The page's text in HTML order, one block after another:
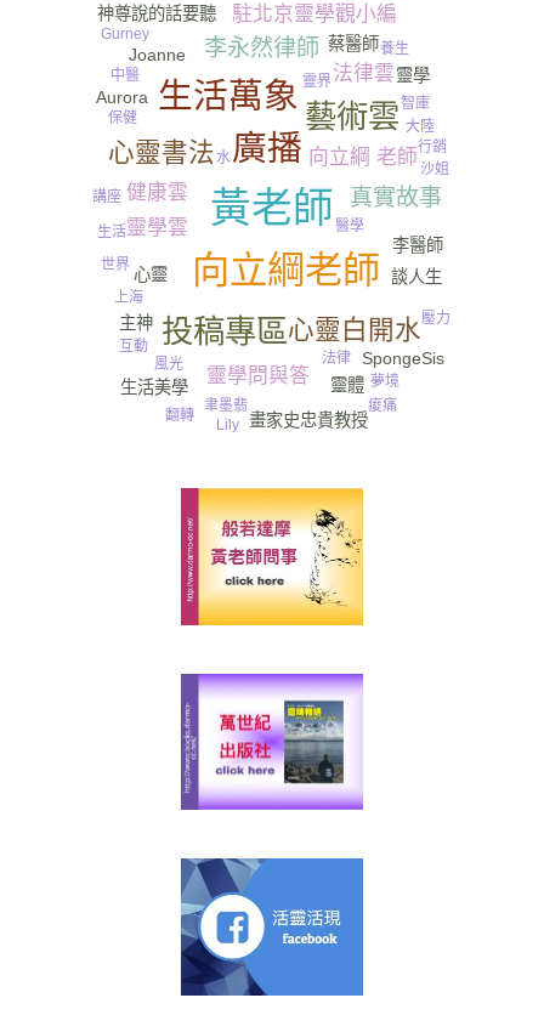
黃老師
向立綱老師
廣播
生活萬象
投稿專區
藝術雲
心靈白開水
心靈書法
李永然律師
真實故事
健康雲
靈學問與答
駐北京靈學觀小編
靈學雲
向立綱 老師
法律雲
心靈
李醫師
靈體
畫家史忠貴教授
Joanne
神尊說的話要聽
靈學
蔡醫師
SpongeSis
主神
談人生
生活美學
Aurora
養生
保健
上海
Lily
翻轉
沙姐
醫學
聿墨翡
講座
風光
生活
法律
夢境
世界
互動
大陸
中醫
Gurney​
智庫
痠痛
行銷
壓力
水
靈界